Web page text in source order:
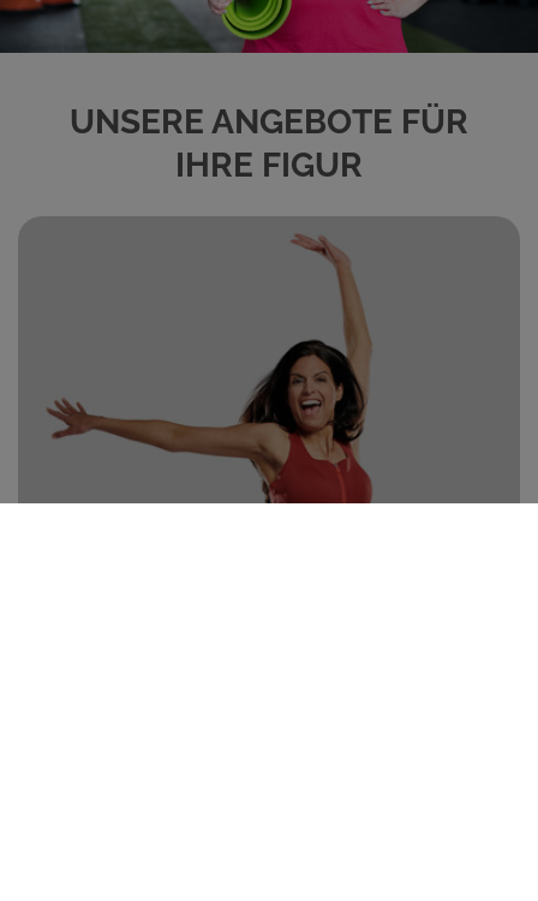
UNSERE ANGEBOTE FÜR
IHRE FIGUR